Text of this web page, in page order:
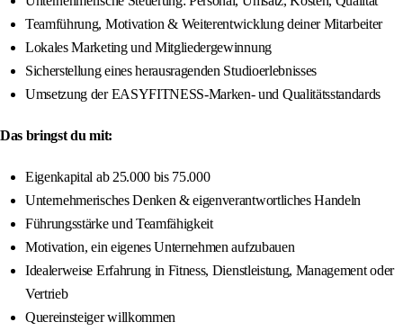
Teamführung, Motivation & Weiterentwicklung deiner Mitarbeiter
Lokales Marketing und Mitgliedergewinnung
Sicherstellung eines herausragenden Studioerlebnisses
Umsetzung der EASYFITNESS-Marken- und Qualitätsstandards
Das bringst du mit:
Eigenkapital ab 25.000 bis 75.000
Unternehmerisches Denken & eigenverantwortliches Handeln
Führungsstärke und Teamfähigkeit
Motivation, ein eigenes Unternehmen aufzubauen
Idealerweise Erfahrung in Fitness, Dienstleistung, Management oder
Vertrieb
Quereinsteiger willkommen